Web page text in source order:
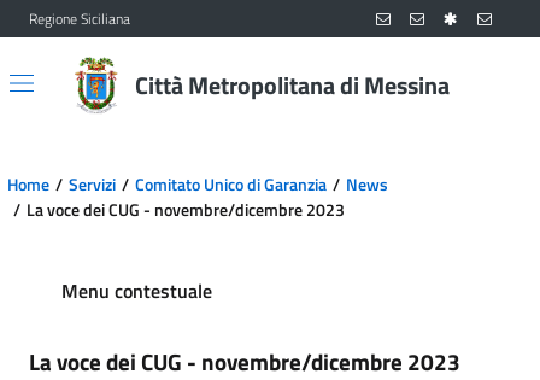
Vai al contenuto principale
Vai al menu principale
Regione Siciliana
Città Metropolitana di Messina
Home Servizi Comitato Unico di Garanzia
News
La voce dei CUG - novembre/dicembre 2023
Menu contestuale
La voce dei CUG - novembre/dicembre 2023